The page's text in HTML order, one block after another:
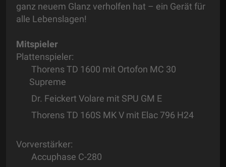
ganz neuem Glanz verholfen hat – ein Gerät für
alle Lebenslagen!
Mitspieler
Plattenspieler:
Thorens TD 1600 mit Ortofon MC 30
Supreme
Dr. Feickert Volare mit SPU GM E
Thorens TD 160S MK V mit Elac 796 H24
Vorverstärker:
Accuphase C-280